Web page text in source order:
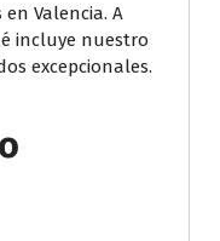
Valencia. A
incluye nuestro
excepcionales.